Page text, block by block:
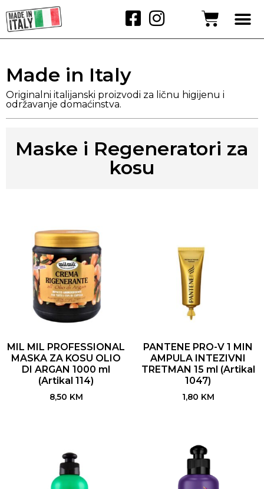
Made in Italy
Originalni italijanski proizvodi za ličnu higijenu i
održavanje domaćinstva.
Maske i Regeneratori za
kosu
MIL MIL PROFESSIONAL
MASKA ZA KOSU OLIO
DI ARGAN 1000 ml
(Artikal 114)
8,50 KM
PANTENE PRO-V 1 MIN
AMPULA INTEZIVNI
TRETMAN 15 ml (Artikal
1047)
1,80 KM